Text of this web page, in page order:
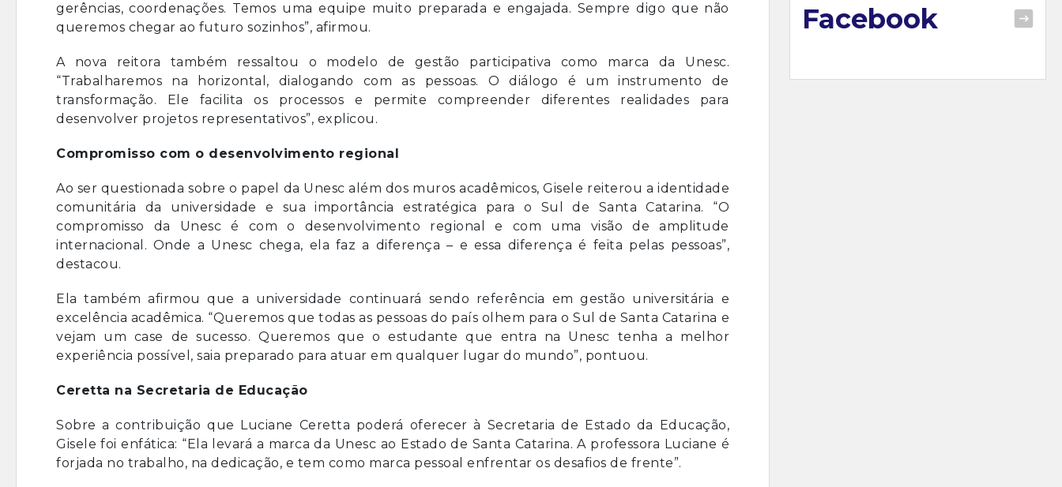
gerências, coordenações. Temos uma equipe muito preparada e engajada. Sempre digo que não
queremos chegar ao futuro sozinhos”, afirmou.
A nova reitora também ressaltou o modelo de gestão participativa como marca da Unesc.
“Trabalharemos na horizontal, dialogando com as pessoas. O diálogo é um instrumento de
transformação. Ele facilita os processos e permite compreender diferentes realidades para
desenvolver projetos representativos”, explicou.
Compromisso com o desenvolvimento regional
Ao ser questionada sobre o papel da Unesc além dos muros acadêmicos, Gisele reiterou a identidade
comunitária da universidade e sua importância estratégica para o Sul de Santa Catarina. “O
compromisso da Unesc é com o desenvolvimento regional e com uma visão de amplitude
internacional. Onde a Unesc chega, ela faz a diferença – e essa diferença é feita pelas pessoas”,
destacou.
Ela também afirmou que a universidade continuará sendo referência em gestão universitária e
excelência acadêmica. “Queremos que todas as pessoas do país olhem para o Sul de Santa Catarina e
vejam um case de sucesso. Queremos que o estudante que entra na Unesc tenha a melhor
experiência possível, saia preparado para atuar em qualquer lugar do mundo”, pontuou.
Ceretta na Secretaria de Educação
Sobre a contribuição que Luciane Ceretta poderá oferecer à Secretaria de Estado da Educação,
Gisele foi enfática: “Ela levará a marca da Unesc ao Estado de Santa Catarina. A professora Luciane é
forjada no trabalho, na dedicação, e tem como marca pessoal enfrentar os desafios de frente”.
Facebook